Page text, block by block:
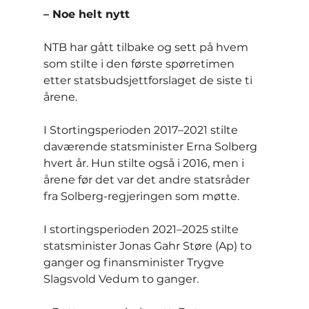
– Noe helt nytt
NTB har gått tilbake og sett på hvem
som stilte i den første spørretimen
etter statsbudsjettforslaget de siste ti
årene.
I Stortingsperioden 2017–2021 stilte
daværende statsminister Erna Solberg
hvert år. Hun stilte også i 2016, men i
årene før det var det andre statsråder
fra Solberg-regjeringen som møtte.
I stortingsperioden 2021–2025 stilte
statsminister Jonas Gahr Støre (Ap) to
ganger og finansminister Trygve
Slagsvold Vedum to ganger.